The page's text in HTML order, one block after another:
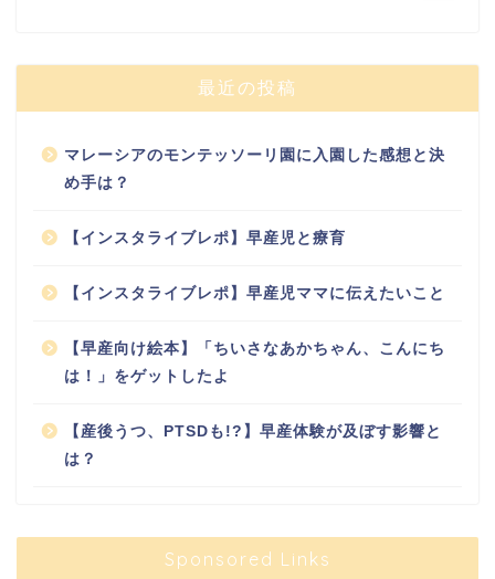
最近の投稿
マレーシアのモンテッソーリ園に入園した感想と決
め手は？
【インスタライブレポ】早産児と療育
【インスタライブレポ】早産児ママに伝えたいこと
【早産向け絵本】「ちいさなあかちゃん、こんにち
は！」をゲットしたよ
【産後うつ、PTSDも!?】早産体験が及ぼす影響と
は？
Sponsored Links